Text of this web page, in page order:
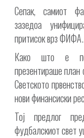
Сепак, самиот
зазедоа
притисок врз ФИФА.
Како што е
презентираше
Светското
нови финансиски
Тој предлог
фудбалскиот свет